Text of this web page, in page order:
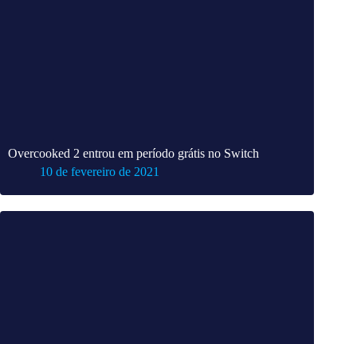
Overcooked 2 entrou em período grátis no Switch
10 de fevereiro de 2021